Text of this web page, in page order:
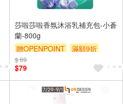
莎啦莎啦香氛沐浴乳補充包-小蒼
蘭-800g
贈OPENPOINT
滿額9折
贈$200
$ 89
$79